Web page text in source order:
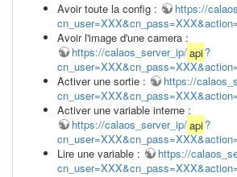
Avoir toute la config :
https://
Avoir l'image d'une camera :
https://calaos_server_ip/api?
Activer une sortie :
https://
Activer une variable interne :
https://calaos_server_ip/api?
Lire une variable :
https://